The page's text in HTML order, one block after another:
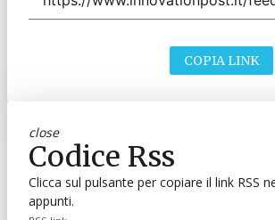
COPIA LINK
close
Codice Rss
Clicca sul pulsante per copiare il link RSS
appunti.